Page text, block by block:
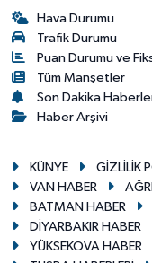
Hava Durumu
Trafik Durumu
Puan Durumu ve
Tüm Manşetler
Son Dakika
Haber Arşivi
KÜNYE GİZLİLİK
VAN HABER
BATMAN HABER
DİYARBAKIR HABER
YÜKSEKOVA HABER